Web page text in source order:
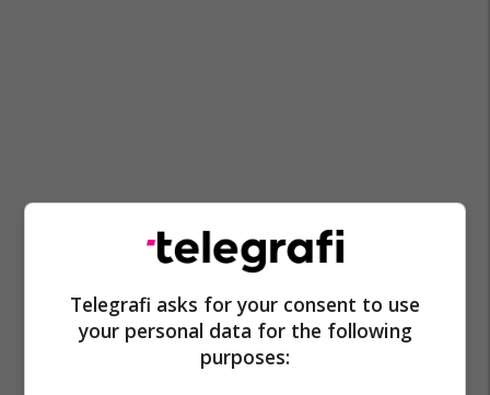
Telegrafi asks for your consent to use
your personal data for the following
purposes: